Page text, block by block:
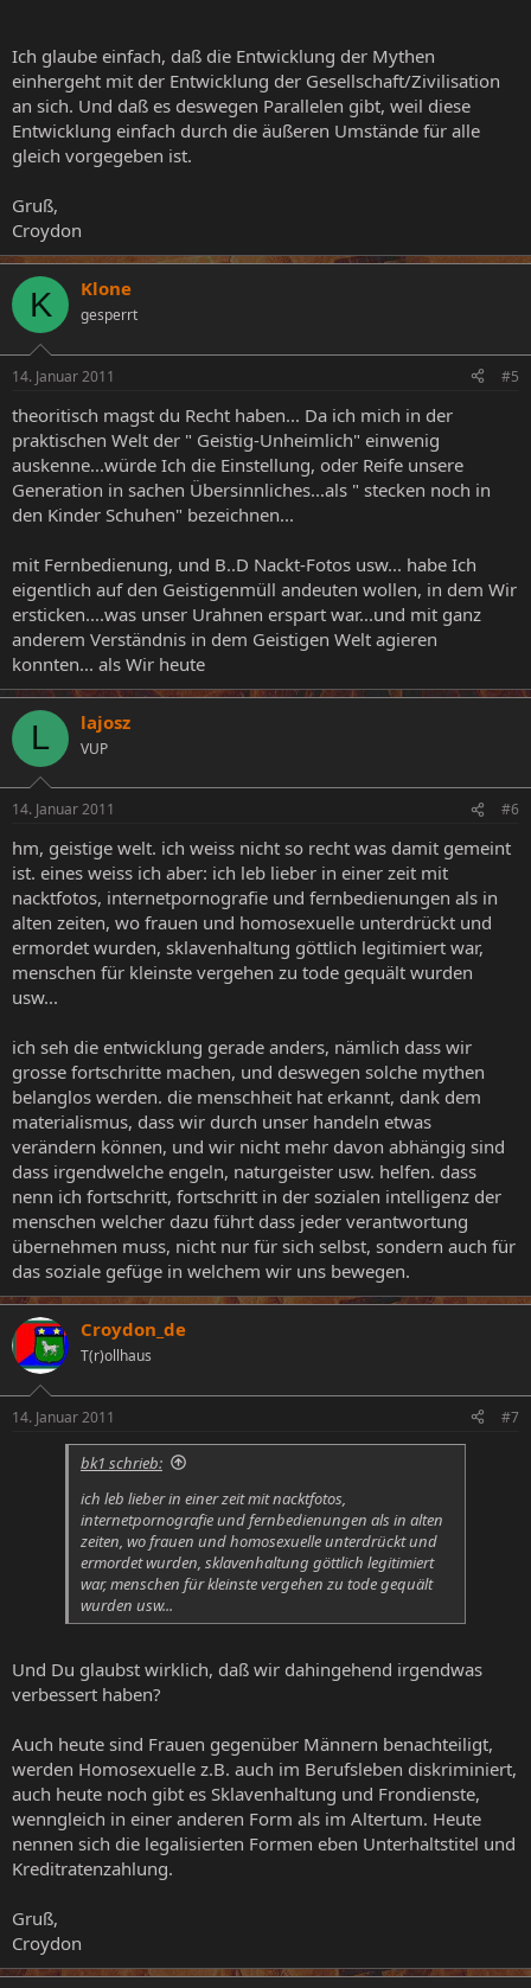
Ich glaube einfach, daß die Entwicklung der Mythen
einhergeht mit der Entwicklung der Gesellschaft/Zivilisation
an sich. Und daß es deswegen Parallelen gibt, weil diese
Entwicklung einfach durch die äußeren Umstände für alle
gleich vorgegeben ist.
Gruß,
Croydon
K Klone
gesperrt
14. Januar 2011 #5
theoritisch magst du Recht haben... Da ich mich in der
praktischen Welt der " Geistig-Unheimlich" einwenig
auskenne...würde Ich die Einstellung, oder Reife unsere
Generation in sachen Übersinnliches...als " stecken noch in
den Kinder Schuhen" bezeichnen...
mit Fernbedienung, und B..D Nackt-Fotos usw... habe Ich
eigentlich auf den Geistigenmüll andeuten wollen, in dem Wir
ersticken....was unser Urahnen erspart war...und mit ganz
anderem Verständnis in dem Geistigen Welt agieren
konnten... als Wir heute
L lajosz
VUP
14. Januar 2011 #6
hm, geistige welt. ich weiss nicht so recht was damit gemeint
ist. eines weiss ich aber: ich leb lieber in einer zeit mit
nacktfotos, internetpornografie und fernbedienungen als in
alten zeiten, wo frauen und homosexuelle unterdrückt und
ermordet wurden, sklavenhaltung göttlich legitimiert war,
menschen für kleinste vergehen zu tode gequält wurden
usw...
ich seh die entwicklung gerade anders, nämlich dass wir
grosse fortschritte machen, und deswegen solche mythen
belanglos werden. die menschheit hat erkannt, dank dem
materialismus, dass wir durch unser handeln etwas
verändern können, und wir nicht mehr davon abhängig sind
dass irgendwelche engeln, naturgeister usw. helfen. dass
nenn ich fortschritt, fortschritt in der sozialen intelligenz der
menschen welcher dazu führt dass jeder verantwortung
übernehmen muss, nicht nur für sich selbst, sondern auch für
das soziale gefüge in welchem wir uns bewegen.
Croydon_de
T(r)ollhaus
14. Januar 2011 #7
bk1 schrieb:
ich leb lieber in einer zeit mit nacktfotos,
internetpornografie und fernbedienungen als in alten
zeiten, wo frauen und homosexuelle unterdrückt und
ermordet wurden, sklavenhaltung göttlich legitimiert
war, menschen für kleinste vergehen zu tode gequält
wurden usw...
Und Du glaubst wirklich, daß wir dahingehend irgendwas
verbessert haben?
Auch heute sind Frauen gegenüber Männern benachteiligt,
werden Homosexuelle z.B. auch im Berufsleben diskriminiert,
auch heute noch gibt es Sklavenhaltung und Frondienste,
wenngleich in einer anderen Form als im Altertum. Heute
nennen sich die legalisierten Formen eben Unterhaltstitel und
Kreditratenzahlung.
Gruß,
Croydon